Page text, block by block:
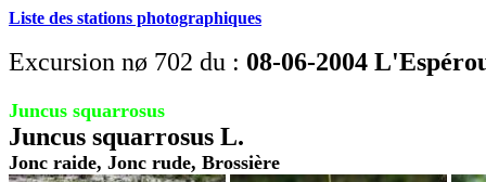
Liste des stations photographiques
Excursion nø 702 du : 08-06-2004
Juncus squarrosus
Juncus squarrosus L.
Jonc raide, Jonc rude, Brossière